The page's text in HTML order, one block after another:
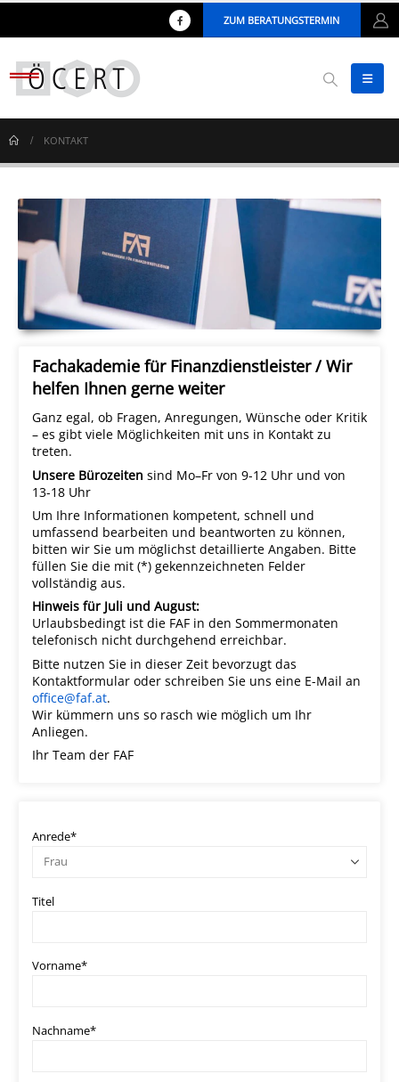
ZUM BERATUNGSTERMIN
KONTAKT
Fachakademie für Finanzdienstleister / Wir
helfen Ihnen gerne weiter
Ganz egal, ob Fragen, Anregungen, Wünsche oder Kritik
– es gibt viele Möglichkeiten mit uns in Kontakt zu
treten.
Unsere Bürozeiten sind Mo–Fr von 9-12 Uhr und von
13-18 Uhr
Um Ihre Informationen kompetent, schnell und
umfassend bearbeiten und beantworten zu können,
bitten wir Sie um möglichst detaillierte Angaben. Bitte
füllen Sie die mit (*) gekennzeichneten Felder
vollständig aus.
Hinweis für Juli und August:
Urlaubsbedingt ist die FAF in den Sommermonaten
telefonisch nicht durchgehend erreichbar.
Bitte nutzen Sie in dieser Zeit bevorzugt das
Kontaktformular oder schreiben Sie uns eine E-Mail an
office@faf.at.
Wir kümmern uns so rasch wie möglich um Ihr
Anliegen.
Ihr Team der FAF
Anrede*
Titel
Vorname*
Nachname*